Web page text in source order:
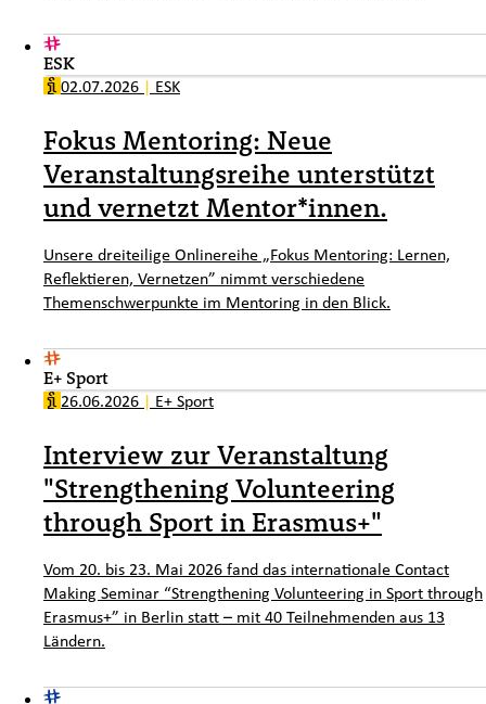
ESK
02.07.2026 | ESK
Fokus Mentoring: Neue
Veranstaltungsreihe unterstützt
und vernetzt Mentor*innen.
Unsere dreiteilige Onlinereihe „Fokus Mentoring: Lernen,
Reflektieren, Vernetzen” nimmt verschiedene
Themenschwerpunkte im Mentoring in den Blick.
E+ Sport
26.06.2026 | E+ Sport
Interview zur Veranstaltung
"Strengthening Volunteering
through Sport in Erasmus+"
Vom 20. bis 23. Mai 2026 fand das internationale Contact
Making Seminar “Strengthening Volunteering in Sport through
Erasmus+” in Berlin statt – mit 40 Teilnehmenden aus 13
Ländern.